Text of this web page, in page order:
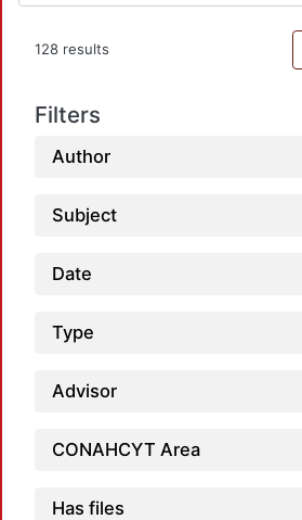
128 results
Filters
Author
Subject
Date
Type
Advisor
CONAHCYT Area
Has files